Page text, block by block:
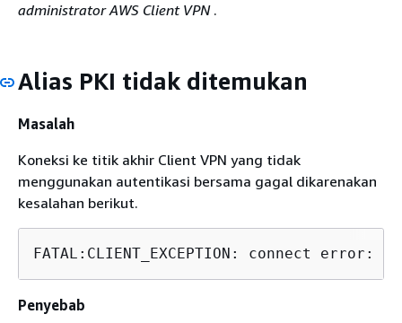
administrator AWS Client VPN .
Alias PKI tidak ditemukan
Masalah
Koneksi ke titik akhir Client VPN yang tidak
menggunakan autentikasi bersama gagal dikarenakan
kesalahan berikut.
FATAL:CLIENT_EXCEPTION: connect
Penyebab